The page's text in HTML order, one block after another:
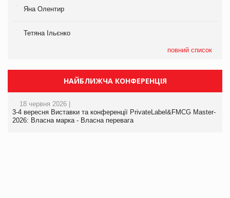
Яна Олентир
Тетяна Ільєнко
повний список
НАЙБЛИЖЧА КОНФЕРЕНЦІЯ
18 червня 2026 |
3-4 вересня Виставки та конференції PrivateLabel&FMCG Master-
2026: Власна марка - Власна перевага